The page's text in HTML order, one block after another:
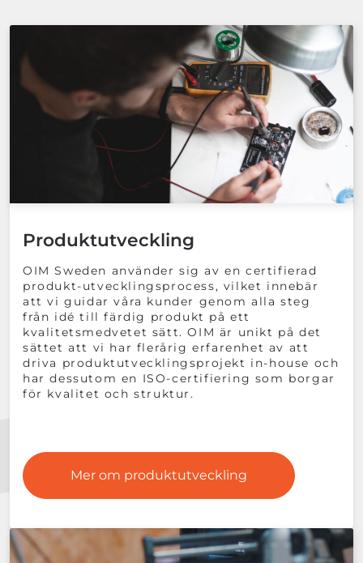
Produktutveckling
OIM Sweden använder sig av en certifierad
produkt-utvecklingsprocess, vilket innebär
att vi guidar våra kunder genom alla steg
från idé till färdig produkt på ett
kvalitetsmedvetet sätt. OIM är unikt på det
sättet att vi har flerårig erfarenhet av att
driva produktutvecklingsprojekt in-house och
har dessutom en ISO-certifiering som borgar
för kvalitet och struktur.
Mer om produktutveckling